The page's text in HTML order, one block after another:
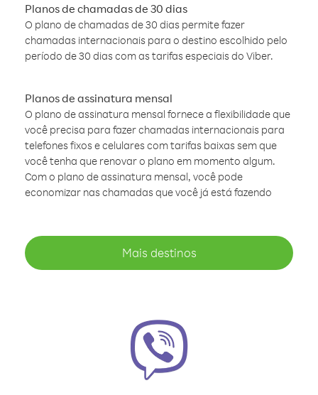
Planos de chamadas de 30 dias
O plano de chamadas de 30 dias permite fazer
chamadas internacionais para o destino escolhido pelo
período de 30 dias com as tarifas especiais do Viber.
Planos de assinatura mensal
O plano de assinatura mensal fornece a flexibilidade que
você precisa para fazer chamadas internacionais para
telefones fixos e celulares com tarifas baixas sem que
você tenha que renovar o plano em momento algum.
Com o plano de assinatura mensal, você pode
economizar nas chamadas que você já está fazendo
Mais destinos